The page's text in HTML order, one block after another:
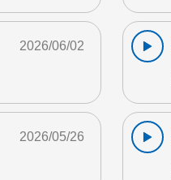
2026/06/02
2026/05/26